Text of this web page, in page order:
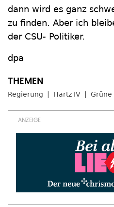
dann wird es ganz
zu finden. Aber ich
der CSU- Politiker.
dpa
Regierung Hartz IV Grüne